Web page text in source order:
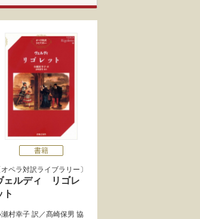
書籍
オペラ対訳ライブラリー
ェルディ リゴレ
ト
村幸子 訳／髙崎保男 協